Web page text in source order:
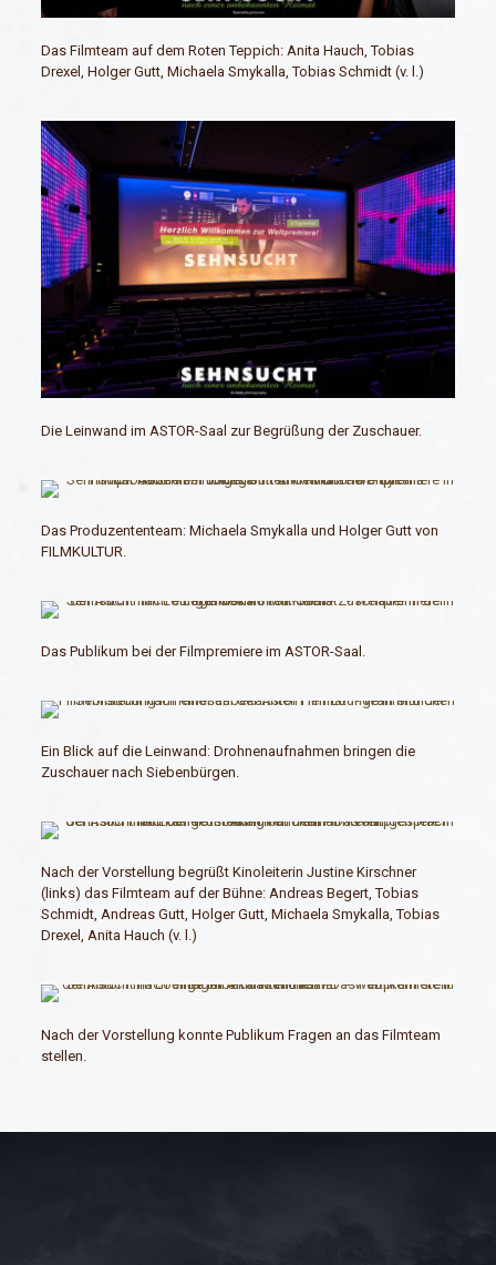
Das Filmteam auf dem Roten Teppich: Anita Hauch, Tobias
Drexel, Holger Gutt, Michaela Smykalla, Tobias Schmidt (v. l.)
Die Leinwand im ASTOR-Saal zur Begrüßung der Zuschauer.
Das Produzententeam: Michaela Smykalla und Holger Gutt von
FILMKULTUR.
Das Publikum bei der Filmpremiere im ASTOR-Saal.
Ein Blick auf die Leinwand: Drohnenaufnahmen bringen die
Zuschauer nach Siebenbürgen.
Nach der Vorstellung begrüßt Kinoleiterin Justine Kirschner
(links) das Filmteam auf der Bühne: Andreas Begert, Tobias
Schmidt, Andreas Gutt, Holger Gutt, Michaela Smykalla, Tobias
Drexel, Anita Hauch (v. l.)
Nach der Vorstellung konnte Publikum Fragen an das Filmteam
stellen.